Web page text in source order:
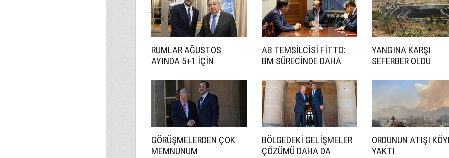
RUMLAR AĞUSTOS
AYINDA 5+1 İÇİN
AB TEMSİLCİSİ FİTTO:
BM SÜRECİNDE DAHA
İSTİYORUZ
YANGINA KARŞI
SEFERBER OLDU
GÖRÜŞMELERDEN ÇOK
MEMNUNUM
BÖLGEDEKİ GELİŞMELER
ÇÖZÜMÜ DAHA DA
ORDUNUN ATIŞI
YAKTI